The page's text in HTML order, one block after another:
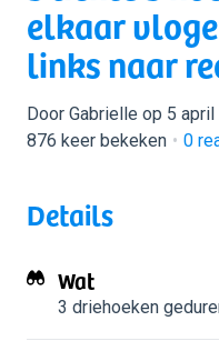
elkaar
links naar
Door Gabrielle op 5
876 keer bekeken
0
Details
Wat
3 driehoeken